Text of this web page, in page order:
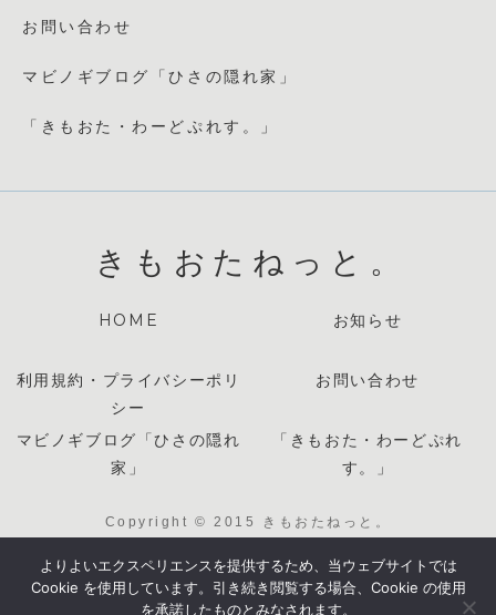
お問い合わせ
マビノギブログ「ひさの隠れ家」
「きもおた・わーどぷれす。」
きもおたねっと。
HOME お知らせ
利用規約・プライバシーポリ
シー
お問い合わせ
マビノギブログ「ひさの隠れ
家」
「きもおた・わーどぷれ
す。」
Copyright © 2015 きもおたねっと。
replication of the contents of this site, text and
images are strictly prohibited.
よりよいエクスペリエンスを提供するため、当ウェブサイトでは
Cookie を使用しています。引き続き閲覧する場合、Cookie の使用
を承諾したものとみなされます。